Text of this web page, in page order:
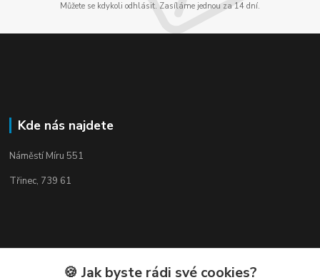
Můžete se kdykoli odhlásit. Zasíláme jednou za 14 dní.
Kde nás najdete
Náměstí Míru 551
Třinec, 739 61
🍪 Jak byste rádi své cookies?